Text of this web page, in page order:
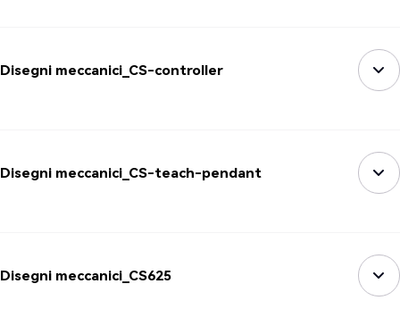
Disegni meccanici_CS-controller
Disegni meccanici_CS-teach-pendant
Disegni meccanici_CS625